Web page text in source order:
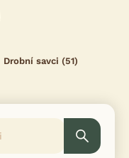
Drobní savci (51)